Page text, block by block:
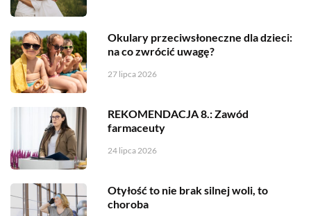
Okulary przeciwsłoneczne dla dzieci:
na co zwrócić uwagę?
27 lipca 2026
REKOMENDACJA 8.: Zawód
farmaceuty
24 lipca 2026
Otyłość to nie brak silnej woli, to
choroba